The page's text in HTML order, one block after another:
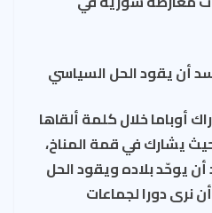
أن يقود الحل السياسي
أوباما خلال كلمة ألقاها
يشارك في قمة المناخ،
يوحّد بلاده ويقود الحل
نرى دورا لجماعات